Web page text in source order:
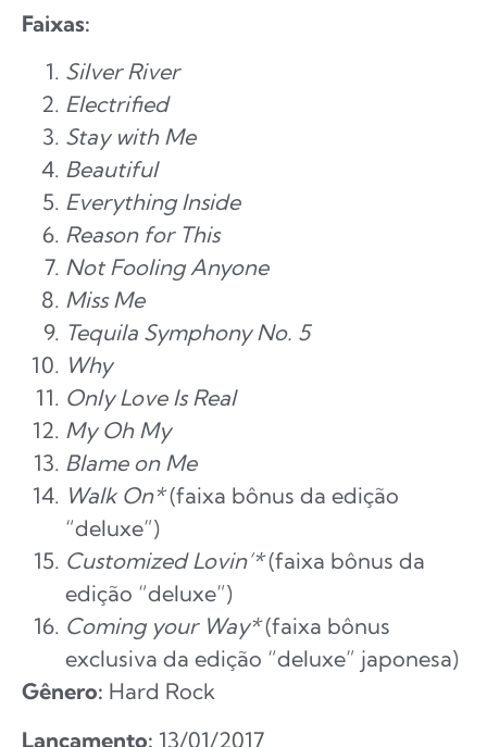
Faixas:
Silver River
Electrified
Stay with Me
Beautiful
Everything Inside
Reason for This
Not Fooling Anyone
Miss Me
Tequila Symphony No. 5
Why
Only Love Is Real
My Oh My
Blame on Me
Walk On*(faixa bônus da edição
“deluxe”)
Customized Lovin’*(faixa bônus da
edição “deluxe”)
Coming your Way*(faixa bônus
exclusiva da edição “deluxe” japonesa)
Gênero: Hard Rock
Lançamento: 13/01/2017